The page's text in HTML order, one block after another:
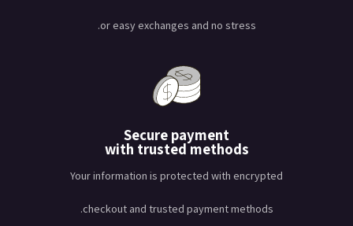
or easy exchanges and no stress.
Secure payment
with trusted methods
Your information is protected with encrypted
checkout and trusted payment methods.